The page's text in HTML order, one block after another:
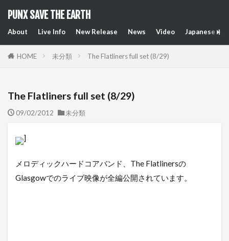
PUNX SAVE THE EARTH
About Live Info New Release News Video Japanese
HOME 未分類 The Flatliners full set (8/29)
The Flatliners full set (8/29)
09/02/2012 未分類
]
メロディックハードコアバンド、The Flatlinersの
Glasgowでのライブ映像が全編公開されています。